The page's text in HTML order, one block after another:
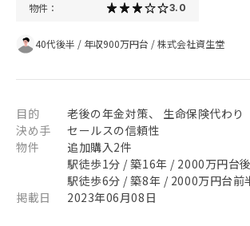
物件： 3.0
40代後半 / 年収900万円台 /株式会社資生堂
目的
老後の年金対策、 生命保険代わり
決め手
セールスの信頼性
物件
追加購入2件
駅徒歩1分 / 築16年 / 2000万円台
駅徒歩6分 / 築8年 / 2000万円台前
掲載日
2023年06月08日